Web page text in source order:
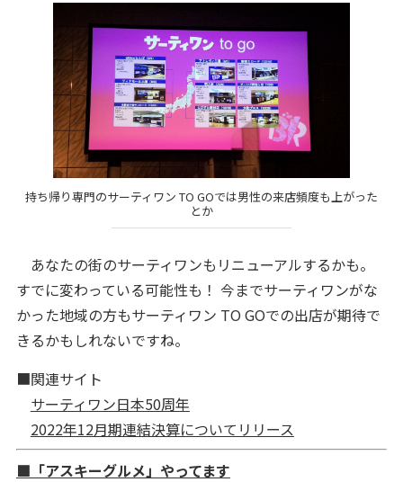
持ち帰り専門のサーティワン TO GOでは男性の来店頻度も上がった
とか
あなたの街のサーティワンもリニューアルするかも。
すでに変わっている可能性も！ 今までサーティワンがな
かった地域の方もサーティワン TO GOでの出店が期待で
きるかもしれないですね。
■関連サイト
サーティワン日本50周年
2022年12月期連結決算についてリリース
■「アスキーグルメ」やってます